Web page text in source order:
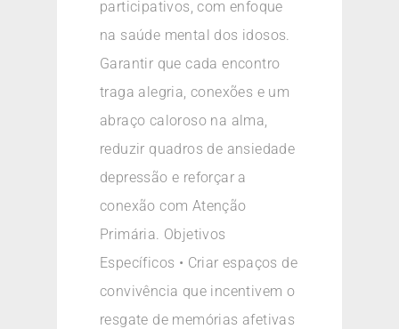
participativos, com enfoque
na saúde mental dos idosos.
Garantir que cada encontro
traga alegria, conexões e um
abraço caloroso na alma,
reduzir quadros de ansiedade
depressão e reforçar a
conexão com Atenção
Primária. Objetivos
Específicos • Criar espaços de
convivência que incentivem o
resgate de memórias afetivas